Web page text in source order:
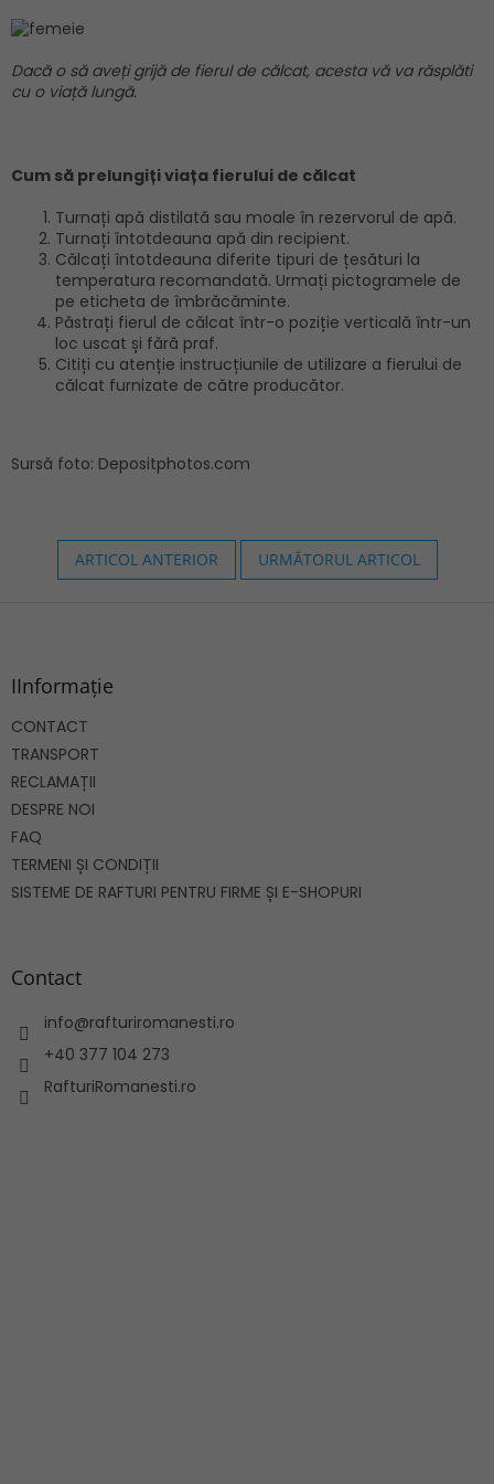
Dacă o să aveți grijă de fierul de călcat, acesta vă va răsplăti
cu o viață lungă.
Cum să prelungiți viața fierului de călcat
Turnați apă distilată sau moale în rezervorul de apă.
Turnați întotdeauna apă din recipient.
Călcați întotdeauna diferite tipuri de țesături la
temperatura recomandată. Urmați pictogramele de
pe eticheta de îmbrăcăminte.
Păstrați fierul de călcat într-o poziție verticală într-un
loc uscat și fără praf.
Citiți cu atenție instrucțiunile de utilizare a fierului de
călcat furnizate de către producător.
Sursă foto: Depositphotos.com
ARTICOL ANTERIOR URMĂTORUL ARTICOL
IInformație
CONTACT
TRANSPORT
RECLAMAȚII
DESPRE NOI
FAQ
TERMENI ȘI CONDIȚII
SISTEME DE RAFTURI PENTRU FIRME ȘI E-SHOPURI
Contact
info@rafturiromanesti.ro
+40 377 104 273
RafturiRomanesti.ro